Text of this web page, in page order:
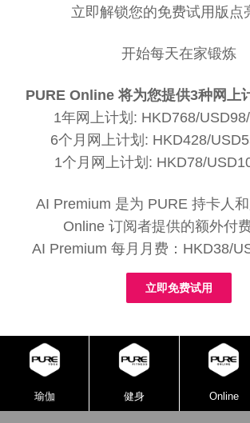
立即解锁您的免费试用版点
开始每天在家锻炼
PURE Online 将为您提供3种网上
1年网上计划: HKD768/
6个月网上计划: HKD428/
1个月网上计划: HKD78/
AI Premium 是为 PURE 持卡人
Online 订阅者提供的额外付费
AI Premium 每月月费：HKD38/
立即免费试用
瑜伽 健身 Online